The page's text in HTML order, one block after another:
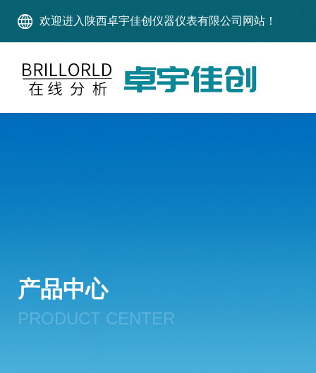
欢迎进入陕西卓宇佳创仪器仪表有限公司网站！
产品中心
PRODUCT CENTER